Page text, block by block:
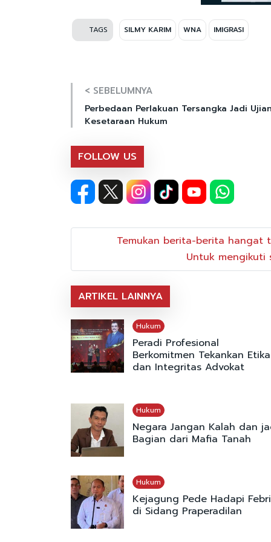
TAGS SILMY KARIM WNA IMIGRASI
< SEBELUMNYA
Perbedaan Perlakuan Tersangka Jadi
Kesetaraan Hukum
FOLLOW US
Temukan berita-berita hangat
Untuk mengikuti
ARTIKEL LAINNYA
Hukum
Peradi Profesional
Berkomitmen Tekankan Etika
dan Integritas Advokat
Hukum
Negara Jangan Kalah dan
Bagian dari Mafia Tanah
Hukum
Kejagung Pede Hadapi
di Sidang Praperadilan